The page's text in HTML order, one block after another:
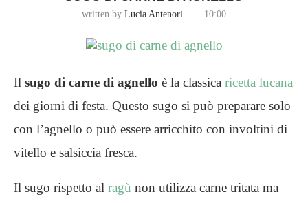
written by Lucia Antenori 10:00
Il sugo di carne di agnello è la classica ricetta lucana
dei giorni di festa. Questo sugo si può preparare solo
con l’agnello o può essere arricchito con involtini di
vitello e salsiccia fresca.
Il sugo rispetto al ragù non utilizza carne tritata ma